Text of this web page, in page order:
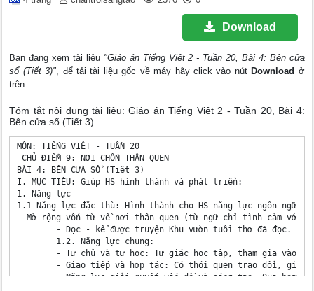
Download
Bạn đang xem tài liệu "Giáo án Tiếng Việt 2 - Tuần 20, Bài 4: Bên cửa
sổ (Tiết 3)", để tải tài liệu gốc về máy hãy click vào nút Download ở
trên
Tóm tắt nội dung tài liệu: Giáo án Tiếng Việt 2 - Tuần 20, Bài 4:
Bên cửa sổ (Tiết 3)
MÔN: TIẾNG VIỆT - TUẦN 20
CHỦ ĐIỂM 9: NƠI CHỐN THÂN QUEN
BÀI 4: BÊN CỬA SỔ (Tiết 3)
I. MỤC TIÊU: Giúp HS hình thành và phát triển:
1. Năng lực
1.1 Năng lực đặc thù: Hình thành cho HS năng lực ngôn ngữ:
- Mở rộng vốn từ về nơi thân quen (từ ngữ chỉ tình cảm với
	- Năng lực giải quyết vấn đề và sáng tạo: Qua hoạt động đọc, viết, thực hiện các bài tập.